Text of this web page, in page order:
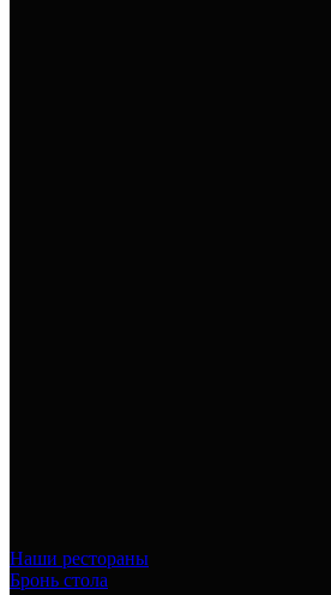
Наши рестораны
Бронь стола